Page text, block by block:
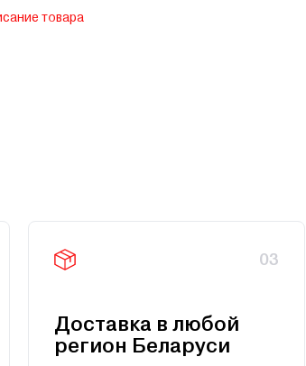
товара
03
Доставка в любой
регион Беларуси